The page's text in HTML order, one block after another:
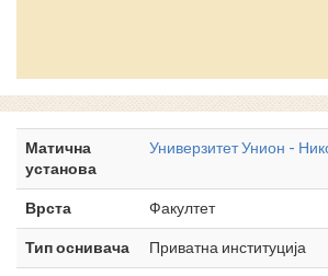
Матична
установа
Универзитет Унион -
Врста
Факултет
Тип оснивача
Приватна институција